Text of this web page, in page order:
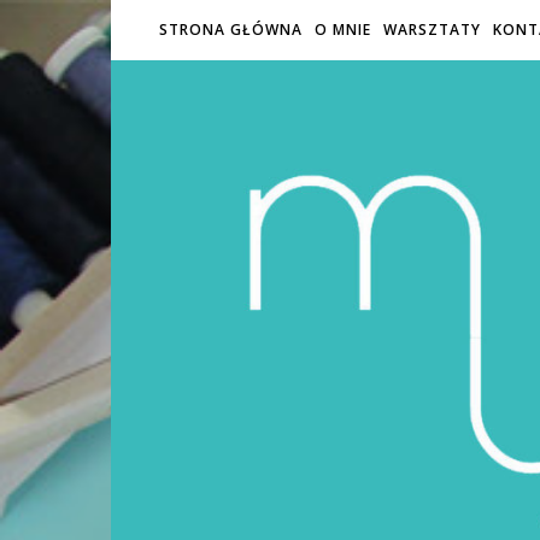
STRONA GŁÓWNA O MNIE WARSZTATY